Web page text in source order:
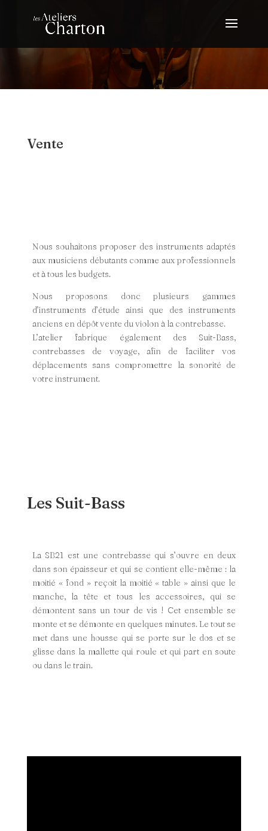
Vente
Nous souhaitons proposer des instruments adaptés
aux musiciens débutants comme aux professionnels
et à tous les budgets.
Nous proposons donc plusieurs gammes
d’instruments d’étude ainsi que des instruments
anciens en dépôt vente du violon à la contrebasse.
L’atelier fabrique également des Suit-Bass,
contrebasses de voyage, afin de faciliter vos
déplacements sans compromettre la sonorité de
votre instrument.
Les Suit-Bass
La SB21 est une contrebasse qui s’ouvre en deux
dans son épaisseur et qui se contient elle-même : la
moitié « fond » reçoit la moitié « table » ainsi que le
manche, la tête et tous les accessoires, qui se
démontent sans un tour de vis ! Cet ensemble se
monte et se démonte en quelques minutes. Le tout se
met dans une housse qui se porte sur le dos et se
glisse dans la mallette qui roule et qui part en soute
ou dans le train.